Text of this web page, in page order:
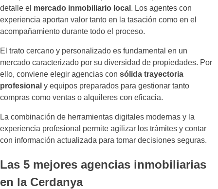
detalle el mercado inmobiliario local . Los agentes con
experiencia aportan valor tanto en la tasación como en el
acompañamiento durante todo el proceso.
El trato cercano y personalizado es fundamental en un
mercado caracterizado por su diversidad de propiedades. Por
ello, conviene elegir agencias con sólida trayectoria
profesional y equipos preparados para gestionar tanto
compras como ventas o alquileres con eficacia.
La combinación de herramientas digitales modernas y la
experiencia profesional permite agilizar los trámites y contar
con información actualizada para tomar decisiones seguras.
Las 5 mejores agencias inmobiliarias
en la Cerdanya